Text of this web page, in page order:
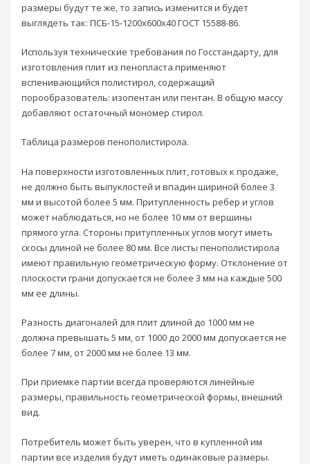
размеры будут те же, то запись изменится и будет
выглядеть так: ПСБ-15-1200х600х40 ГОСТ 15588-86.
Используя технические требования по Госстандарту, для
изготовления плит из пенопласта применяют
вспенивающийся полистирол, содержащий
порообразователь: изопентан или пентан. В общую массу
добавляют остаточный мономер стирол.
Таблица размеров пенополистирола.
На поверхности изготовленных плит, готовых к продаже,
не должно быть выпуклостей и впадин шириной более 3
мм и высотой более 5 мм. Притупленность ребер и углов
может наблюдаться, но не более 10 мм от вершины
прямого угла. Стороны притупленных углов могут иметь
скосы длиной не более 80 мм. Все листы пенополистирола
имеют правильную геометрическую форму. Отклонение от
плоскости грани допускается не более 3 мм на каждые 500
мм ее длины.
Разность диагоналей для плит длиной до 1000 мм не
должна превышать 5 мм, от 1000 до 2000 мм допускается не
более 7 мм, от 2000 мм не более 13 мм.
При приемке партии всегда проверяются линейные
размеры, правильность геометрической формы, внешний
вид.
Потребитель может быть уверен, что в купленной им
партии все изделия будут иметь одинаковые размеры.